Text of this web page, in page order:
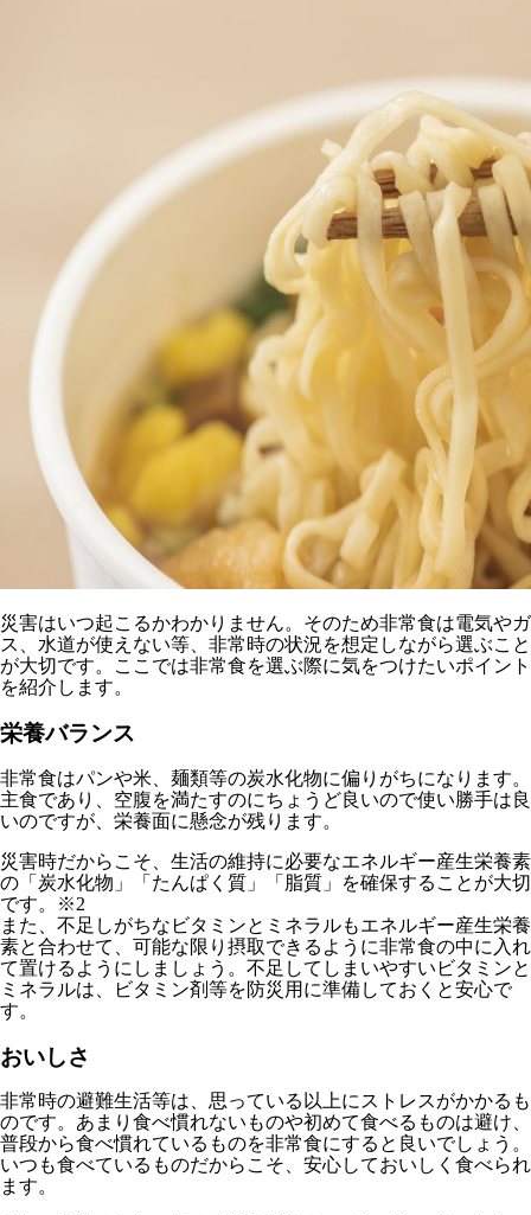
災害はいつ起こるかわかりません。そのため非常食は電気やガ
ス、水道が使えない等、非常時の状況を想定しながら選ぶこと
が大切です。ここでは非常食を選ぶ際に気をつけたいポイント
を紹介します。
栄養バランス
非常食はパンや米、麺類等の炭水化物に偏りがちになります。
主食であり、空腹を満たすのにちょうど良いので使い勝手は良
いのですが、栄養面に懸念が残ります。
災害時だからこそ、 生活の維持に必要なエネルギー産生栄養素
の「炭水化物」「たんぱく質」「脂質」を確保することが大切
です。※2
また、不足しがちなビタミンとミネラルもエネルギー産生栄養
素と合わせて、可能な限り摂取できるように非常食の中に入れ
て置けるようにしましょう。不足してしまいやすいビタミンと
ミネラルは、ビタミン剤等を防災用に準備しておくと安心で
す。
おいしさ
非常時の避難生活等は、思っている以上にストレスがかかるも
のです。あまり食べ慣れないものや初めて食べるものは避け、
普段から食べ慣れているものを非常食にすると良いでしょう。
いつも食べているものだからこそ、安心しておいしく食べられ
ます。